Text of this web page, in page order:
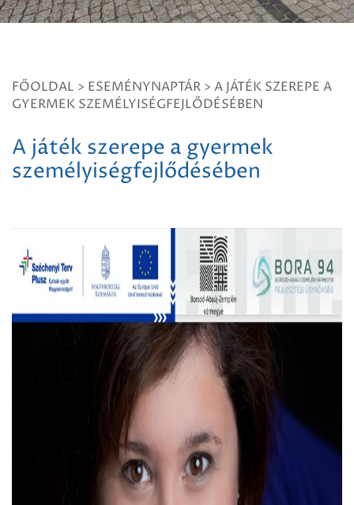
FŐOLDAL > ESEMÉNYNAPTÁR > A JÁTÉK SZEREPE A
GYERMEK SZEMÉLYISÉGFEJLŐDÉSÉBEN
A játék szerepe a gyermek
személyiségfejlődésében